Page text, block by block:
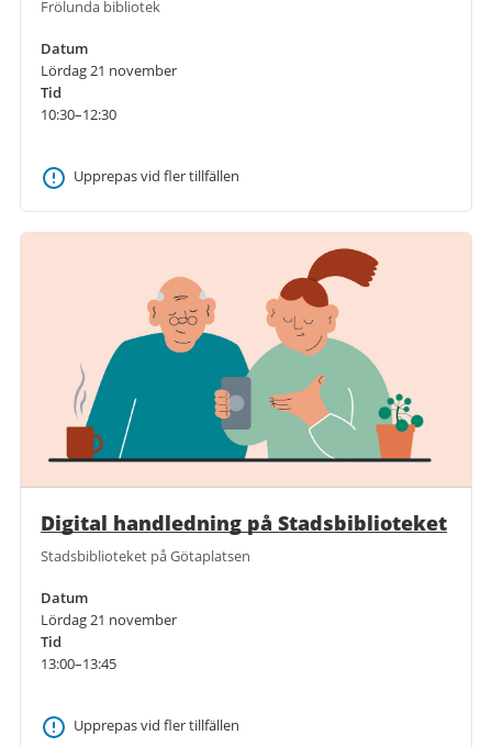
Frölunda bibliotek
Datum
Lördag 21 november
Tid
10:30–12:30
Upprepas vid fler tillfällen
Digital handledning på Stadsbiblioteket
Stadsbiblioteket på Götaplatsen
Datum
Lördag 21 november
Tid
13:00–13:45
Upprepas vid fler tillfällen